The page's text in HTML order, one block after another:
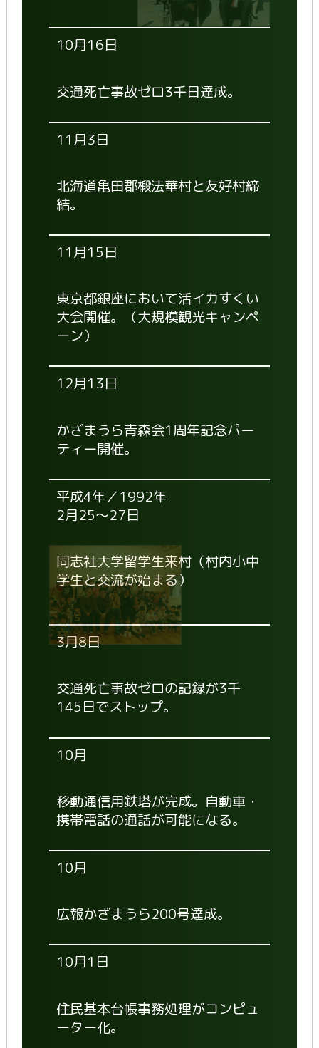
10月16日
交通死亡事故ゼロ3千日達成。
11月3日
北海道亀田郡椴法華村と友好村締
結。
11月15日
東京都銀座において活イカすくい
大会開催。（大規模観光キャンペ
ーン）
12月13日
かざまうら青森会1周年記念パー
ティー開催。
平成4年／1992年
2月25～27日
同志社大学留学生来村（村内小中
学生と交流が始まる）
3月8日
交通死亡事故ゼロの記録が3千
145日でストップ。
10月
移動通信用鉄塔が完成。自動車・
携帯電話の通話が可能になる。
10月
広報かざまうら200号達成。
10月1日
住民基本台帳事務処理がコンピュ
ーター化。